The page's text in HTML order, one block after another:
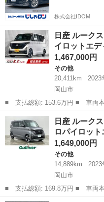
４ＡＷ フルセグ
Ｂｌｕｅｔｏｏｔｈ
接続 ハンズフリー
スライド クルコン
（車検整備付）
横滑り防
ルミホイ
8.8）
株式会社IDOM
日産 ルーク
イロットエ
1,467,000円
その他
20,411km
2023
岡山市
■ 支払総額: 153.6万円 ■ 車両本体価格： 1,467,000 円 ■ メーカ
ー名： 日産 ■ 車種名： ルー
スター Ｘ プロパイロットエ
電動スラ...
岡山 岡山市 その他
日産 ルーク
ロパイロッ
1,649,000円
その他
14,889km
2023
岡山市
■ 支払総額: 169.8万円 ■ 車両本体価格： 1,649,000 円 ■ メーカ
ー名： 日産 ■ 車種名： ルー